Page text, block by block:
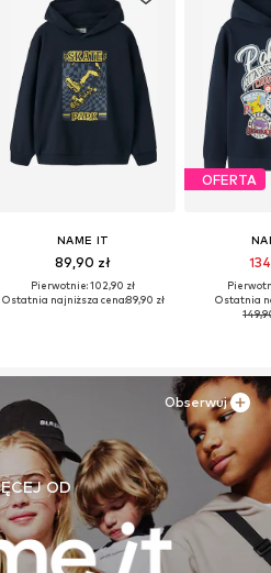
NAME IT
89,90 zł
Pierwotnie: 102,90 zł
Ostatnia najniższa cena:89,90 zł
OFERTA
Ostatnia
OD
Obserwuj